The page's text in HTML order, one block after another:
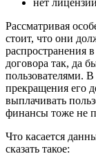
Рассматривая
стоит, что они
распространения
договора так, да
пользователями. В
прекращения его
выплачивать
финансы тоже не
Что касается
сказать такое: